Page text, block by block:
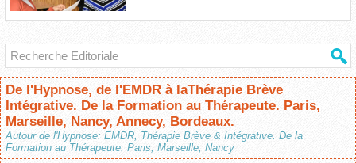
De l'Hypnose, de l'EMDR à laThérapie Brève
Intégrative. De la Formation au Thérapeute. Paris,
Marseille, Nancy, Annecy, Bordeaux.
Autour de l'Hypnose: EMDR, Thérapie Brève & Intégrative. De la
Formation au Thérapeute. Paris, Marseille, Nancy